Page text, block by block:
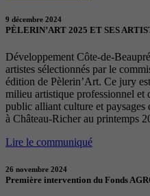
9 décembre 2024
PÈLERIN’ART 2025 ET SES
Développement Côte-de-
artistes sélectionnés par le
édition de Pèlerin’Art. Ce jury
milieu artistique professionnel et
public alliant culture et paysages
à Château-Richer au printemps
Lire le communiqué
26 novembre 2024
Première intervention du Fonds